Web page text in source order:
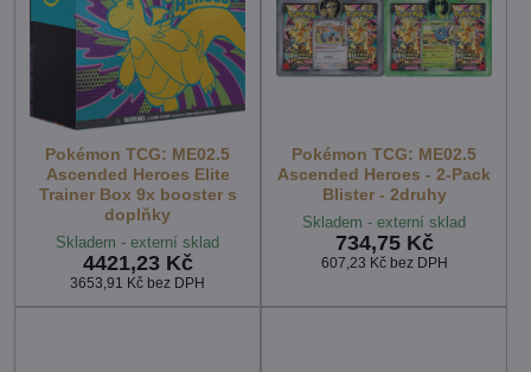
Pokémon TCG: ME02.5
Ascended Heroes Elite
Trainer Box 9x booster s
doplňky
Skladem - externí sklad
4421,23 Kč
3653,91 Kč bez DPH
Pokémon TCG: ME02.5
Ascended Heroes - 2-Pack
Blister - 2druhy
Skladem - externí sklad
734,75 Kč
607,23 Kč bez DPH